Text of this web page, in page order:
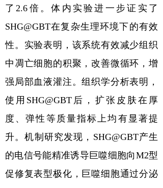
了2.6 倍。体内实验进一步证实了
SHG@GBT在复杂生理环境下的有效
性。实验表明，该系统有效减少组织
中凋亡细胞的积聚，改善微循环，增
强局部血液灌注。组织学分析表明，
使用 SHG@GBT 后，扩张皮肤在厚
度、弹性等质量指标上均有显著提
升。机制研究发现， SHG@GBT产生
的电信号能精准诱导巨噬细胞向 M2型
促修复表型极化，巨噬细胞通过分泌